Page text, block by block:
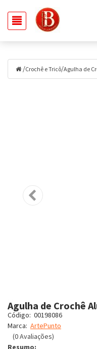
/Crochê e Tricô/Agulha de
Agulha de Crochê
Código: 00198086
Marca: ArtePunto
(0 Avaliações)
Resumo: